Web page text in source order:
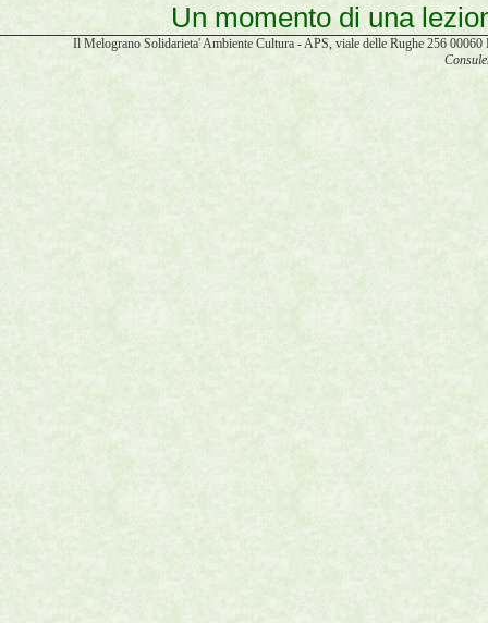
Un momento di una
Il Melograno Solidarieta' Ambiente Cultura - APS, viale delle Rughe 256